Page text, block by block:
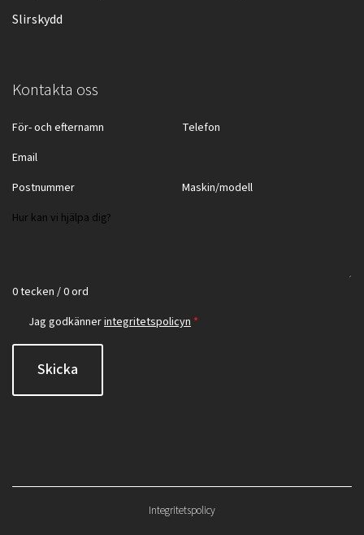
Slirskydd
Kontakta oss
0 tecken / 0 ord
Jag godkännerintegritetspolicyn *
Skicka
Integritetspolicy